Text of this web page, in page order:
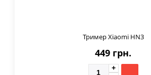
Тример Xiaomi HN3
449 грн.